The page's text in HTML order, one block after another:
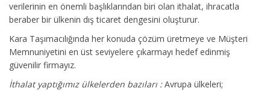
verilerinin en önemli başlıklarından biri olan ithalat, ihracatla
beraber bir ülkenin dış ticaret dengesini oluşturur.
Kara Taşımacılığında her konuda çözüm üretmeye ve Müşteri
Memnuniyetini en üst seviyelere çıkarmayı hedef edinmiş
güvenilir firmayız.
İthalat yaptığımız ülkelerden bazıları :Avrupa ülkeleri;